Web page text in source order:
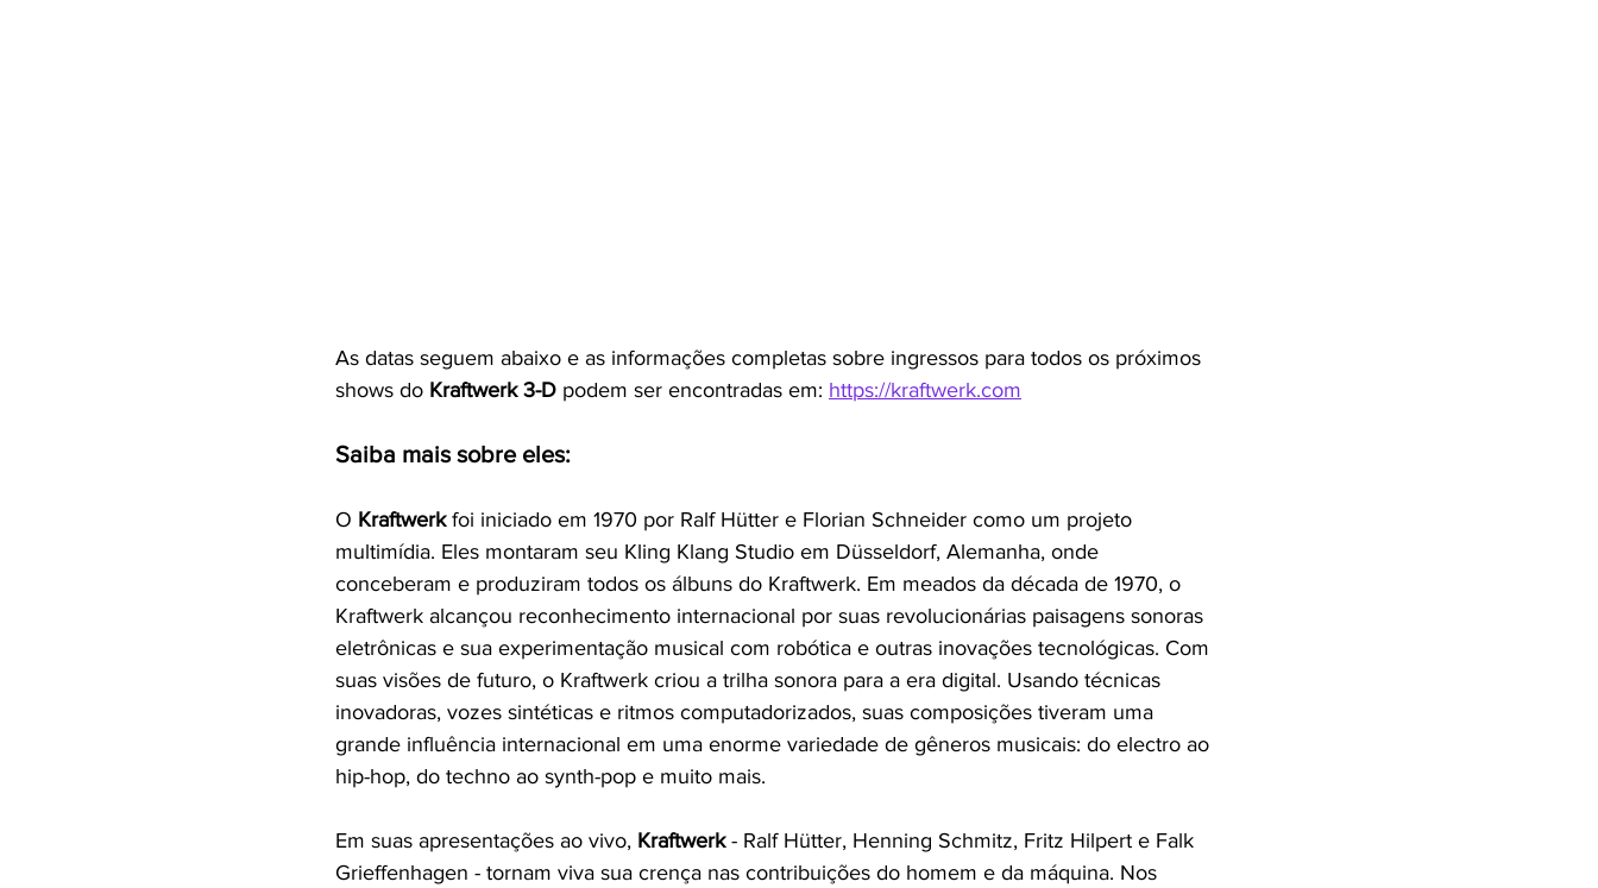
As datas seguem abaixo e as informações completas sobre ingressos para todos os próximos
shows do Kraftwerk 3-D podem ser encontradas em: https://kraftwerk.com
Saiba mais sobre eles:
O Kraftwerk foi iniciado em 1970 por Ralf Hütter e Florian Schneider como um projeto
multimídia. Eles montaram seu Kling Klang Studio em Düsseldorf, Alemanha, onde
conceberam e produziram todos os álbuns do Kraftwerk. Em meados da década de 1970, o
Kraftwerk alcançou reconhecimento internacional por suas revolucionárias paisagens sonoras
eletrônicas e sua experimentação musical com robótica e outras inovações tecnológicas. Com
suas visões de futuro, o Kraftwerk criou a trilha sonora para a era digital. Usando técnicas
inovadoras, vozes sintéticas e ritmos computadorizados, suas composições tiveram uma
grande influência internacional em uma enorme variedade de gêneros musicais: do electro ao
hip-hop, do techno ao synth-pop e muito mais.
Em suas apresentações ao vivo, Kraftwerk - Ralf Hütter, Henning Schmitz, Fritz Hilpert e Falk
Grieffenhagen - tornam viva sua crença nas contribuições do homem e da máquina. Nos